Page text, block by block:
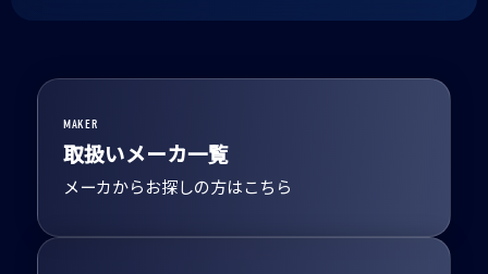
MAKER
取扱いメーカ一覧
メーカからお探しの方はこちら